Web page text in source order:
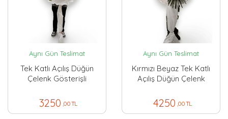
Aynı Gün Teslimat
Tek Katlı Açılış Düğün
Çelenk Gösterişli
3250 ,00 TL
Aynı Gün Teslimat
Kırmızı Beyaz Tek Katlı
Açılış Düğün Çelenk
4250 ,00 TL